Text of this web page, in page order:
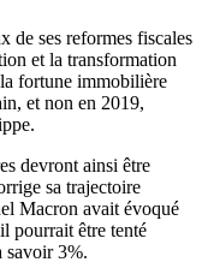
de ses reformes fiscales
et la transformation
fortune immobilière
et non en 2019,
devront ainsi être
sa trajectoire
Macron avait évoqué
pourrait être tenté
savoir 3%.